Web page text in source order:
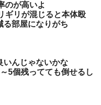
のが高いよ
ギリが混じると本体殴
る部屋になりがち
いんじゃないかな
5個残ってても倒せるし